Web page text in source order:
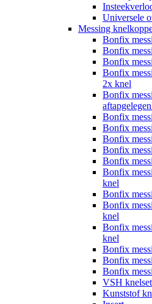
Universele
Messing
Bonfix
Bonfix
Bonfix
Bonfix
2x knel
Bonfix
Bonfix
Bonfix
Bonfix
Bonfix
Bonfix
Bonfix
knel
Bonfix
Bonfix
knel
Bonfix
knel
Bonfix
Bonfix
Bonfix
VSH knelset
Kunststof